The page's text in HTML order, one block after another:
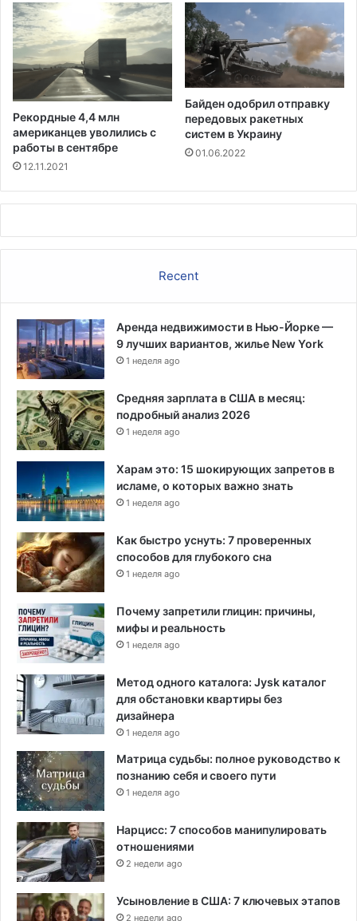
-
з
а
к
о
н
в
р
у
з
а
л
,
ч
о
л
у
ч
е
о
г
д
а
н
е
н
а
ч
и
н
а
л
Рекордные 4,4 млн
американцев уволились с
работы в сентябре
12.11.2021
Байден одобрил отправку
передовых ракетных
систем в Украину
01.06.2022
Recent
Аренда недвижимости в Нью-Йорке —
9 лучших вариантов, жилье New York
1 неделя ago
Средняя зарплата в США в месяц:
подробный анализ 2026
1 неделя ago
Харам это: 15 шокирующих запретов в
исламе, о которых важно знать
1 неделя ago
Как быстро уснуть: 7 проверенных
способов для глубокого сна
1 неделя ago
Почему запретили глицин: причины,
мифы и реальность
1 неделя ago
Метод одного каталога: Jysk каталог
для обстановки квартиры без
дизайнера
1 неделя ago
Матрица судьбы: полное руководство к
познанию себя и своего пути
1 неделя ago
Нарцисс: 7 способов манипулировать
отношениями
2 недели ago
Усыновление в США: 7 ключевых этапов
2 недели ago